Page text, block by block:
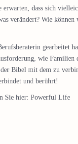
dass sich
verändert? Wie
gearbeitet
wie Familien
Bibel mit dem zu
und berührt!
Sie hier: Powerful Life